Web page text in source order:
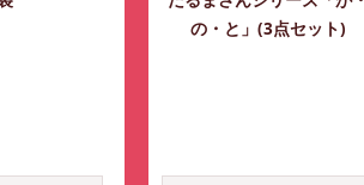
の・と」(3点セット)